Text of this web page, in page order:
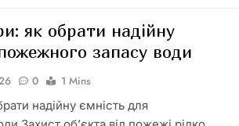
як обрати надійну
запасу води
0
1 Mins
надійну ємність для